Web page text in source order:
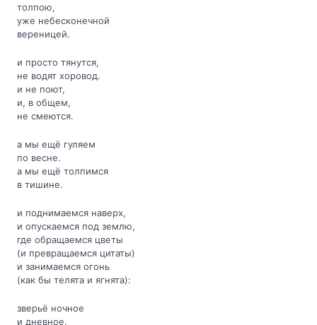
толпою,
уже небесконечной
вереницей.
и просто тянутся,
не водят хоровод.
и не поют,
и, в общем,
не смеются.
а мы ещё гуляем
по весне.
а мы ещё толпимся
в тишине.
и поднимаемся наверх,
и опускаемся под землю,
где обращаемся цветы
(и превращаемся цитаты)
и занимаемся огонь
(как бы телята и ягнята):
зверьё ночное
и дневное.